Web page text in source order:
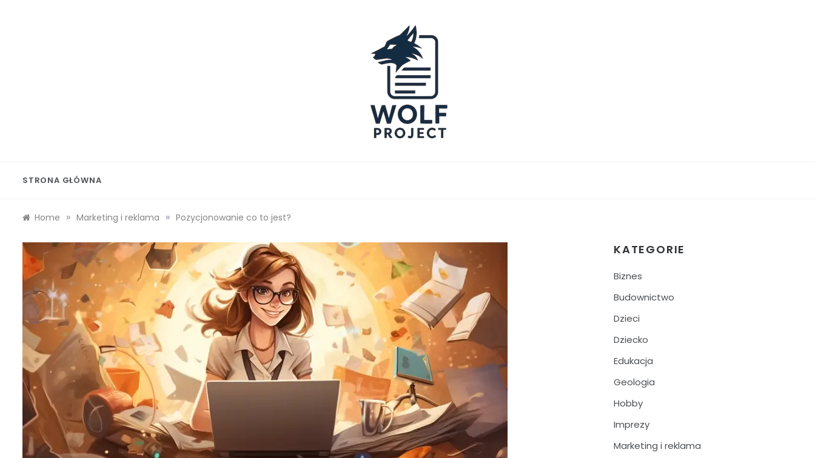
STRONA GŁÓWNA
Home » Marketing i reklama » Pozycjonowanie co to jest?
KATEGORIE
Biznes
Budownictwo
Dzieci
Dziecko
Edukacja
Geologia
Hobby
Imprezy
Marketing i reklama